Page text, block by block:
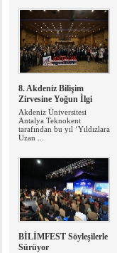
8. Akdeniz Bilişim
Zirvesine Yoğun İlgi
Akdeniz Üniversitesi
Antalya Teknokent
tarafından bu yıl ‘Yıldızlara
Uzan ...
​BİLİMFEST Söyleşilerle
Sürüyor